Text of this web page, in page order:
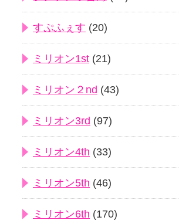
すぷふぇす (20)
ミリオン1st (21)
ミリオン２nd (43)
ミリオン3rd (97)
ミリオン4th (33)
ミリオン5th (46)
ミリオン6th (170)